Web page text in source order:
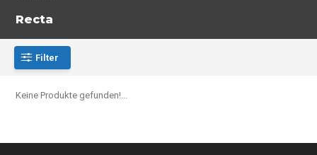
Recta
Filter
Keine Produkte gefunden!...